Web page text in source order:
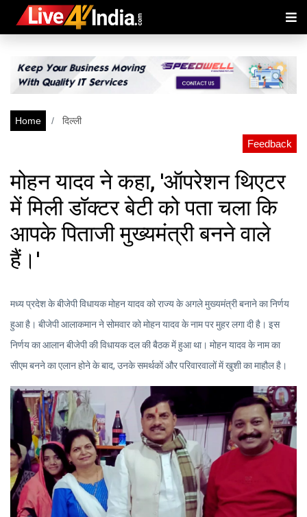
Home दिल्ली
Feedback
मोहन यादव ने कहा, 'ऑपरेशन थिएटर
में मिली डॉक्टर बेटी को पता चला कि
आपके पिताजी मुख्यमंत्री बनने वाले
हैं।'
मध्य प्रदेश के बीजेपी विधायक मोहन यादव को राज्य के अगले मुख्यमंत्री बनाने का निर्णय
हुआ है। बीजेपी आलाकमान ने सोमवार को मोहन यादव के नाम पर मुहर लगा दी है। इस
निर्णय का आलान बीजेपी की विधायक दल की बैठक में हुआ था। मोहन यादव के नाम का
सीएम बनने का एलान होने के बाद, उनके समर्थकों और परिवारवालों में खुशी का माहौल है।